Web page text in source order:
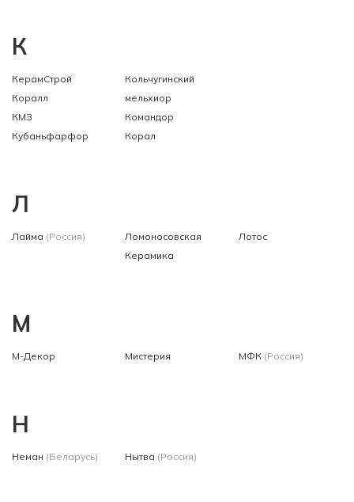
К
КерамСтрой
Коралл
КМЗ
Кубаньфарфор
Кольчугинский
мельхиор
Командор
Корал
Л
Лайма (Россия)
Ломоносовская
Керамика
Лотос
М
М-Декор Мистерия МФК (Россия)
Н
Неман (Беларусь) Нытва (Россия)